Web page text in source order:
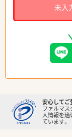
未入
安心してご
ファルマス
人情報を
ています。